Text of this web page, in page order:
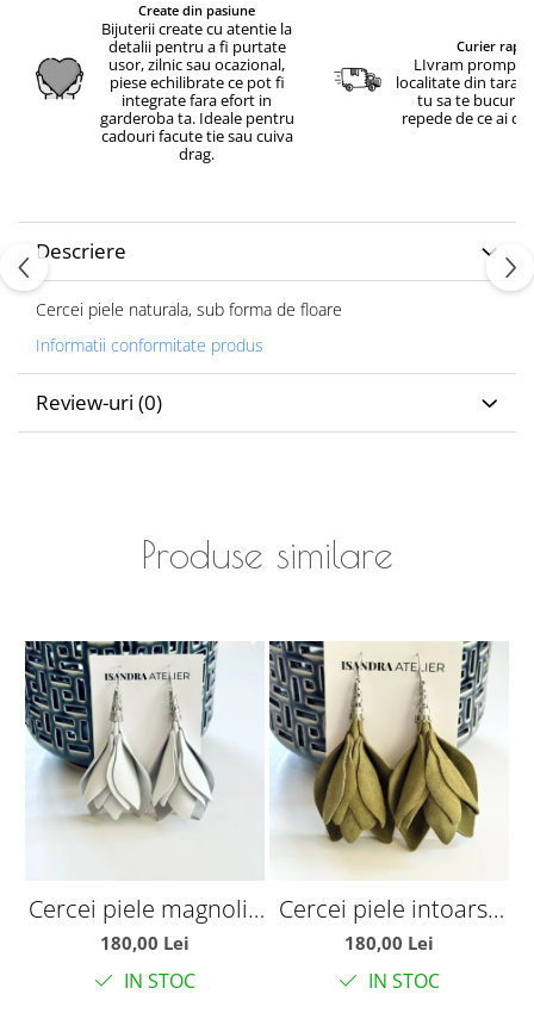
Create din pasiune
Bijuterii create cu atentie la
detalii pentru a fi purtate
usor, zilnic sau ocazional,
piese echilibrate ce pot fi
integrate fara efort in
garderoba ta. Ideale pentru
cadouri facute tie sau cuiva
drag.
Curier rapid
LIvram prompt
localitate din tara.
tu sa te bucuri
repede de ce ai
Descriere
Cercei piele naturala, sub forma de floare
Informatii conformitate produs
Review-uri (0)
Produse similare
Cercei piele magnolie
alba
180,00 Lei
IN STOC
Cercei piele intoarsa
magnolie olive
180,00 Lei
IN STOC